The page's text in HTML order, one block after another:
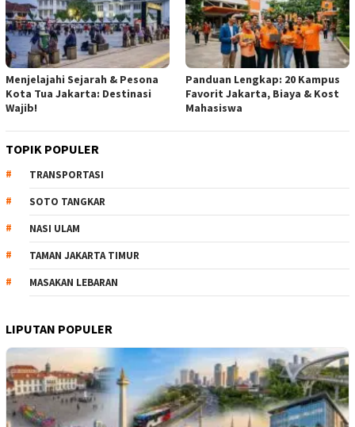
Menjelajahi Sejarah & Pesona
Kota Tua Jakarta: Destinasi
Wajib!
Panduan Lengkap: 20 Kampus
Favorit Jakarta, Biaya & Kost
Mahasiswa
TOPIK POPULER
TRANSPORTASI
SOTO TANGKAR
NASI ULAM
TAMAN JAKARTA TIMUR
MASAKAN LEBARAN
LIPUTAN POPULER